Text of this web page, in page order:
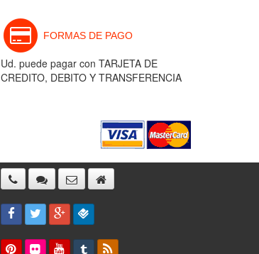
FORMAS DE PAGO
Ud. puede pagar con TARJETA DE
CREDITO, DEBITO Y TRANSFERENCIA